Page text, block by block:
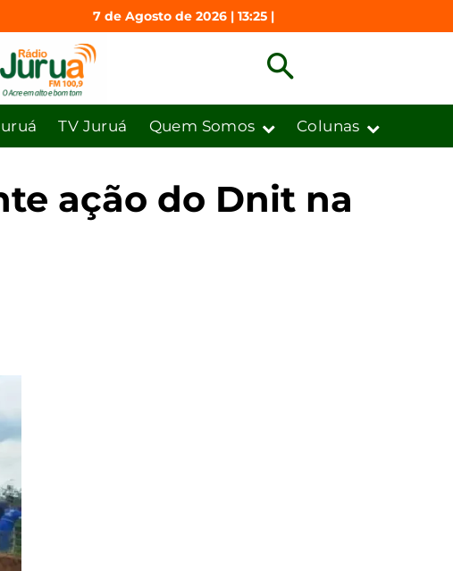
7 de Agosto de 2026 | 13:25 |
TV Juruá Quem Somos Colunas
ação do Dnit na